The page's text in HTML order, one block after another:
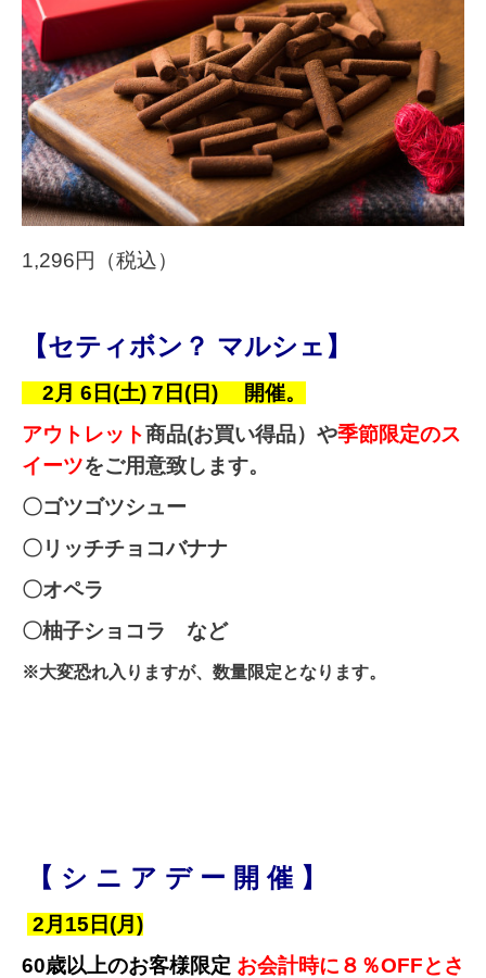
1,296円（税込）
【セティボン？ マルシェ】
2月 6日(土) 7日(日) 開催。
アウトレット商品(お買い得品）や季節限定のス
イーツをご用意致します。
〇ゴツゴツシュー
〇リッチチョコバナナ
〇オペラ
〇柚子ショコラ など
※大変恐れ入りますが、数量限定となります。
【 シ ニ ア デ ー 開 催 】
2月15日(月)
60歳以上のお客様限定 お会計時に８％OFFとさ